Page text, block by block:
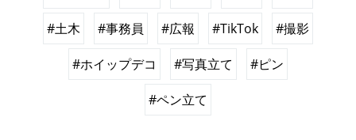
#土木 #事務員 #広報 #TikTok #撮影
#ホイップデコ #写真立て #ピン
#ペン立て